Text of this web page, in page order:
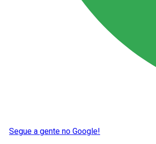
Segue a gente no Google!